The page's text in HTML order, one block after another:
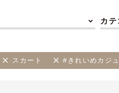
カテ
スカート #きれいめカジ